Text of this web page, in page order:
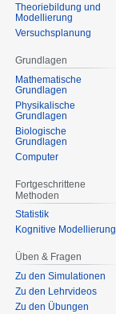
Theoriebildung und
Modellierung
Versuchsplanung
Grundlagen
Mathematische
Grundlagen
Physikalische
Grundlagen
Biologische
Grundlagen
Computer
Fortgeschrittene
Methoden
Statistik
Kognitive Modellierung
Üben & Fragen
Zu den Simulationen
Zu den Lehrvideos
Zu den Übungen